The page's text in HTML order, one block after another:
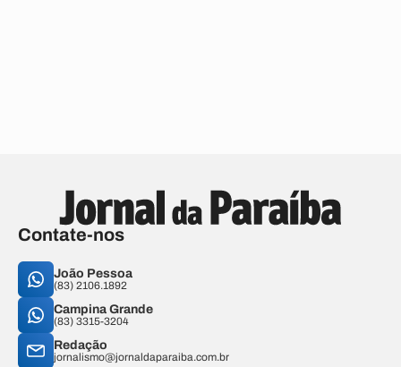
Contate-nos
João Pessoa
(83) 2106.1892
Campina Grande
(83) 3315-3204
Redação
jornalismo@jornaldaparaiba.com.br